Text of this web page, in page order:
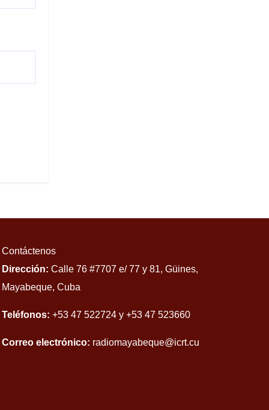
Contáctenos
Dirección: Calle 76 #7707 e/ 77 y 81, Güines,
Mayabeque, Cuba
Teléfonos: +53 47 522724 y +53 47 523660
Correo electrónico: radiomayabeque@icrt.cu